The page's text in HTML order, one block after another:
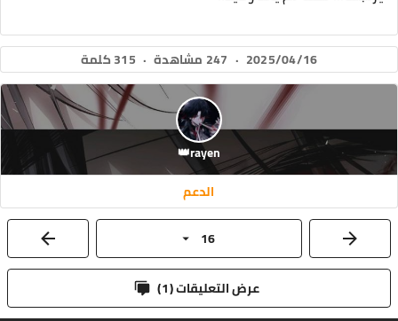
2025/04/16
· 247 مشاهدة · 315 كلمة
rayen👑
الدعم
16
عرض التعليقات ( 1
)